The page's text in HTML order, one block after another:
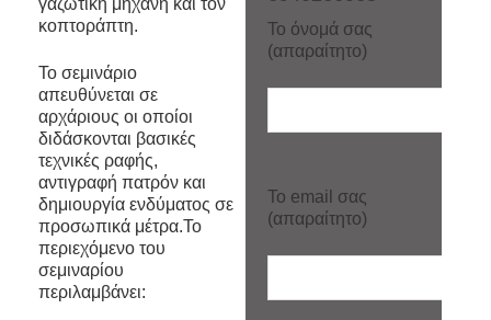
γαζωτική μηχανή και τον
κοπτοράπτη.
Το σεμινάριο
απευθύνεται σε
αρχάριους οι οποίοι
διδάσκονται βασικές
τεχνικές ραφής,
αντιγραφή πατρόν και
δημιουργία ενδύματος σε
προσωπικά μέτρα.Το
περιεχόμενο του
σεμιναρίου
περιλαμβάνει:
Το όνομά σας
(απαραίτητο)
Το email σας
(απαραίτητο)